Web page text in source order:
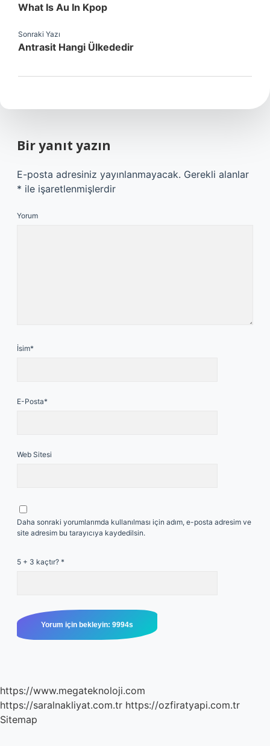
What Is Au In Kpop
Sonraki Yazı
Antrasit Hangi Ülkededir
Bir yanıt yazın
E-posta adresiniz yayınlanmayacak. Gerekli alanlar
* ile işaretlenmişlerdir
Yorum
İsim*
E-Posta*
Web Sitesi
Daha sonraki yorumlarımda kullanılması için adım, e-posta adresim ve
site adresim bu tarayıcıya kaydedilsin.
5 + 3 kaçtır? *
https://www.megateknoloji.com
https://saralnakliyat.com.tr https://ozfiratyapi.com.tr
Sitemap